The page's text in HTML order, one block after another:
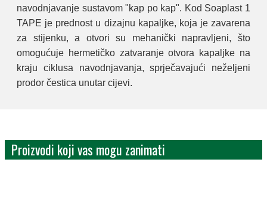
navodnjavanje sustavom "kap po kap". Kod Soaplast 1
TAPE je prednost u dizajnu kapaljke, koja je zavarena
za stijenku, a otvori su mehanički napravljeni, što
omogućuje hermetičko zatvaranje otvora kapaljke na
kraju ciklusa navodnjavanja, sprječavajući neželjeni
prodor čestica unutar cijevi.
Proizvodi koji vas mogu zanimati